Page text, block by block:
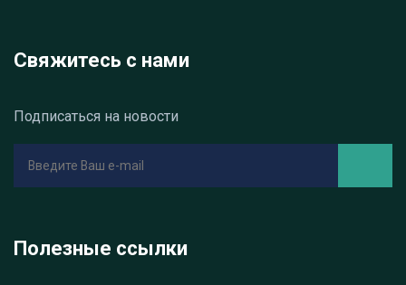
Свяжитесь с нами
Подписаться на новости
Полезные ссылки